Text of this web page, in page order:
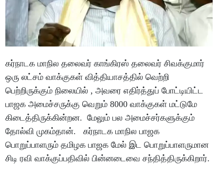
கர்நாடக மாநில தலைவர் காங்கிரஸ் தலைவர் சிவக்குமார்
ஒரு லட்சம் வாக்குகள் வித்தியாசத்தில் வெற்றி
பெற்றிருக்கும் நிலையில் , அவரை எதிர்த்துப் போட்டியிட்ட
பாஜக அமைச்சருக்கு வெறும் 8000 வாக்குகள் மட்டுமே
கிடைத்திருக்கின்றன. மேலும் பல அமைச்சர்களுக்கும்
தோல்வி முகம்தான். கர்நாடக மாநில பாஜக
பொறுப்பாளரும் தமிழக பாஜக மேல் இட பொறுப்பாளருமான
சிடி ரவி வாக்குப்பதிவில் பின்னடைவை சந்தித்திருக்கிறார்.